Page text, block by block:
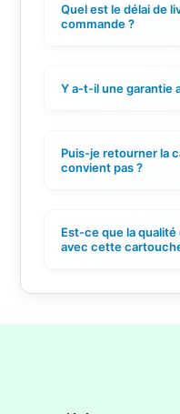
Quel est le délai de
commande ?
Y a-t-il une garantie
Puis-je retourner la
convient pas ?
Est-ce que la qualité
avec cette